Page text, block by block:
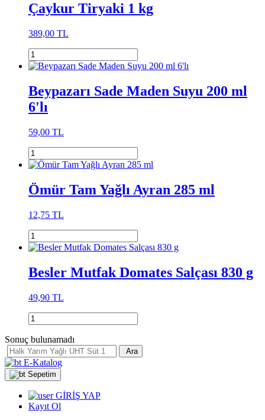
Çaykur Tiryaki 1 kg
389,00 TL
Beypazarı Sade Maden Suyu 200 ml
6'lı
59,00 TL
Ömür Tam Yağlı Ayran 285 ml
12,75 TL
Besler Mutfak Domates Salçası 830 g
49,90 TL
Sonuç bulunamadı
Ara
E-Katalog
Sepetim
GİRİŞ YAP
Kayıt Ol